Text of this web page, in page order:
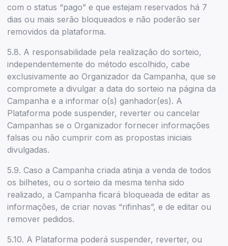
com o status “pago” e que estejam reservados há 7
dias ou mais serão bloqueados e não poderão ser
removidos da plataforma.
5.8. A responsabilidade pela realização do sorteio,
independentemente do método escolhido, cabe
exclusivamente ao Organizador da Campanha, que se
compromete a divulgar a data do sorteio na página da
Campanha e a informar o(s) ganhador(es). A
Plataforma pode suspender, reverter ou cancelar
Campanhas se o Organizador fornecer informações
falsas ou não cumprir com as propostas iniciais
divulgadas.
5.9. Caso a Campanha criada atinja a venda de todos
os bilhetes, ou o sorteio da mesma tenha sido
realizado, a Campanha ficará bloqueada de editar as
informações, de criar novas “rifinhas”, e de editar ou
remover pedidos.
5.10. A Plataforma poderá suspender, reverter, ou